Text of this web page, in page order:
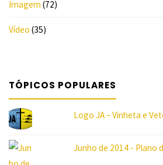
Imagem (72)
Vídeo (35)
TÓPICOS POPULARES
Logo JA – Vinheta e
Junho de 2014 - Plano